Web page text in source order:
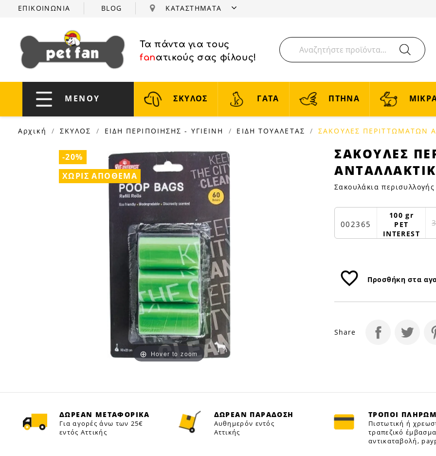
ΕΠΙΚΟΙΝΩΝΙΑ BLOG ΚΑΤΑΣΤΗΜΑΤΑ
Τα πάντα για τους
fanατικούς σας φίλους!
ΜΕΝΟΥ ΣΚΥΛΟΣ ΓΑΤΑ ΠΤΗΝΑ
Αρχική ΣΚΥΛΟΣ ΕΙΔΗ ΠΕΡΙΠΟΙΗΣΗΣ - ΥΓΙΕΙΝΗ ΕΙΔΗ ΤΟΥΑΛΕΤΑΣ ΣΑΚΟΥΛΕΣ ΠΕΡΙΤΤΩΜΑΤΩΝ
-20%
ΧΩΡΊΣ ΑΠΌΘΕΜΑ
Hover to zoom
ΣΑΚΟΥΛΕΣ
ΠΕΡΙΤΤΩΜΑΤΩΝ
ΑΝΤΑΛΛΑΚΤΙΚΟ
60ΤΕΜ
|
Petfan
ΣΑΚΟΥΛΕΣ
Σακουλάκια
002365
100 gr
PET
INTEREST
favorite_border Προσθήκη στα
Share
ΔΩΡΕΑΝ ΜΕΤΑΦΟΡΙΚΑ
Για αγορές άνω των 25€
εντός Αττικής
ΔΩΡΕΑΝ ΠΑΡΑΔΟΣΗ
Αυθημερόν εντός
Αττικής
ΤΡΟΠΟΙ
Πιστωτική ή
τραπεζικό
αντικαταβολή,